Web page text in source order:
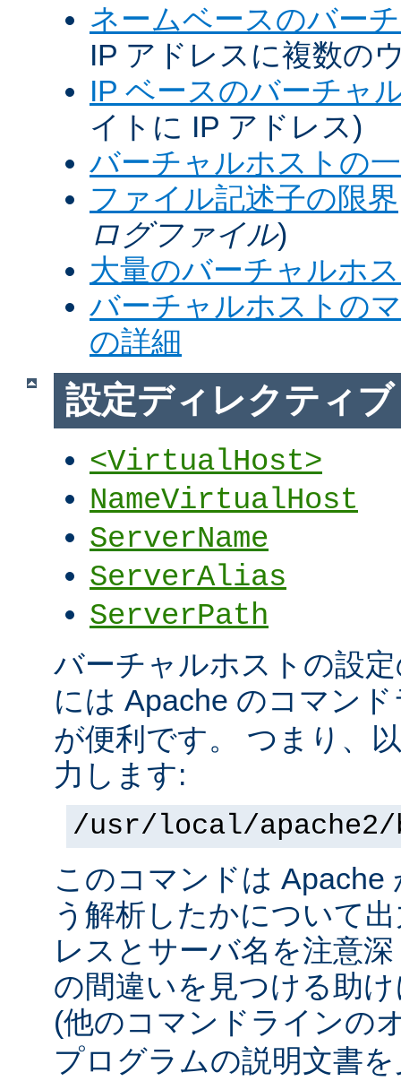
ネームベースのバー
IP アドレスに複数の
IP ベースのバーチャ
イトに IP アドレス)
バーチャルホストの
ファイル記述子の限界
ログファイル)
大量のバーチャルホ
バーチャルホストの
の詳細
設定ディレクティブ
<VirtualHost>
NameVirtualHost
ServerName
ServerAlias
ServerPath
バーチャルホストの設
には Apache のコマン
が便利です。 つまり、
力します:
/usr/local/
このコマンドは Apache
う解析したかについて
レスとサーバ名を注意
の間違いを見つける助
(他のコマンドラインの
プログラムの説明文書